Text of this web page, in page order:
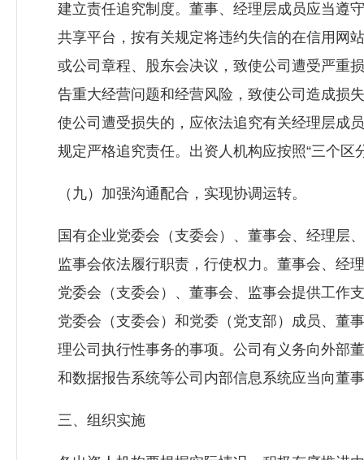
建立责任追究制度。董事、经理层成员应当遵
共享平台，按有关规定将违约失信的在信用网
或公司章程、股东会决议，致使公司遭受严重
告重大经营问题和经营风险，致使公司造成损
使公司遭受损失的，应依法追究有关经理层成
规定严格追究责任。出资人机构应按照“三个
（九）加强沟通配合，实现协调运转。
国有企业党委会（支委会）、董事会、经理层
监事会依法履行职责，行使权力。董事会、经
党委会（支委会）、董事会、监事会提供工作
党委会（支委会）和党委（党支部）成员、董
理公司执行性事务的事项。公司有义务向外部
和数据报告系统等公司内部信息系统应当向董
三、组织实施